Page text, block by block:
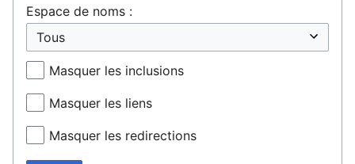
Espace de noms :
Masquer les inclusions
Masquer les liens
Masquer les redirections